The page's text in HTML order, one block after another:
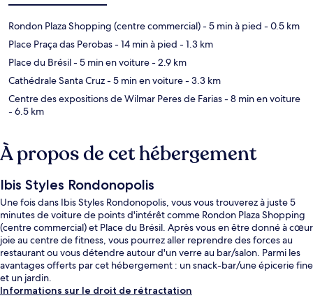
Rondon Plaza Shopping (centre commercial)- 5 min à pied - 0.5 km
Place Praça das Perobas- 14 min à pied - 1.3 km
Place du Brésil- 5 min en voiture- 2.9 km
Cathédrale Santa Cruz- 5 min en voiture- 3.3 km
Centre des expositions de Wilmar Peres de Farias- 8 min en voiture
- 6.5 km
À propos de cet hébergement
Ibis Styles Rondonopolis
Une fois dans Ibis Styles Rondonopolis, vous vous trouverez à juste 5
minutes de voiture de points d'intérêt comme Rondon Plaza Shopping
(centre commercial) et Place du Brésil. Après vous en être donné à cœur
joie au centre de fitness, vous pourrez aller reprendre des forces au
restaurant ou vous détendre autour d'un verre au bar/salon. Parmi les
avantages offerts par cet hébergement : un snack-bar/une épicerie fine
et un jardin.
Informations sur le droit de rétractation